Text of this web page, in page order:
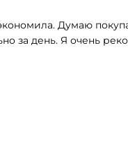
Думаю
за день. Я очень